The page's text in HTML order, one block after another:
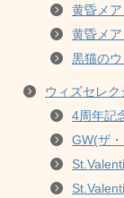
黄昏メア
黄昏メ
黒猫の
ウィズセレク
4周年記
GW(ザ